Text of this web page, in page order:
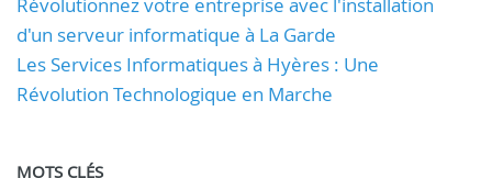
d'un serveur informatique à La Garde
Les Services Informatiques à Hyères : Une
Révolution Technologique en Marche
MOTS CLÉS